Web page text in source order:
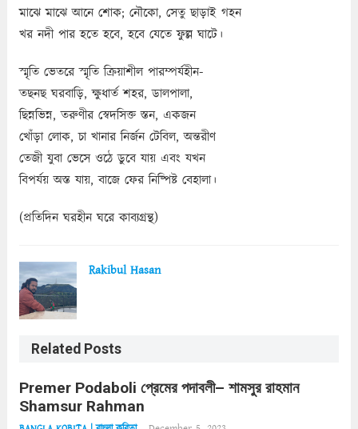
মাঝে মাঝে আনে শোক; নৌকো, সেতু ছাড়াই গহন
খর নদী পার হতে হবে, হবে যেতে ফুল্ল ঘাটে।
স্মৃতি ভেতরে স্মৃতি ক্রিয়াশীল পারম্পর্যহীন-
তছনছ ঘরবাড়ি, ক্ষুধার্ত শহর, ডালপালা,
ছিন্নভিন্ন, তরুণীর স্বেদসিক্ত স্তন, একজন
খোঁড়া লোক, চা খানার নির্জন টেবিল, অন্তরীণ
তেজী যুবা ভেসে ওঠে ডুবে যায় এবং যখন
বিপর্যয় অস্ত যায়, বাজে ফের নিষ্পিষ্ট বেহালা।
(প্রতিদিন ঘরহীন ঘরে কাব্যগ্রন্থ)
Rakibul Hasan
Related Posts
Premer Podaboli প্রেমের পদাবলী– শামসুর রাহমান
Shamsur Rahman